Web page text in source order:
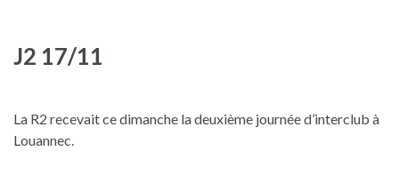
J2 17/11
La R2 recevait ce dimanche la deuxième journée d’interclub à
Louannec.